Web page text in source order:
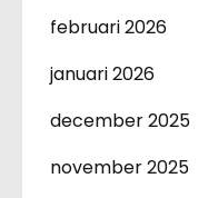
februari 2026
januari 2026
december 2025
november 2025